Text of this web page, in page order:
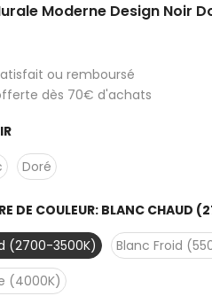
Moderne Design Noir
ou remboursé
dès 70€ d'achats
Doré
DE COULEUR: BLANC CHAUD
(2700-3500K)
Blanc Froid
(4000K)